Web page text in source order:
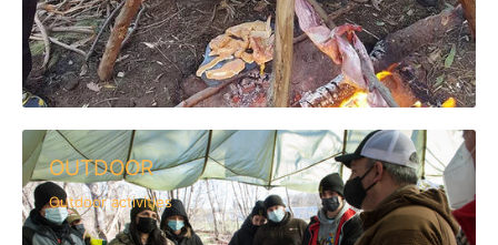
OUTDOOR
Outdoor activities